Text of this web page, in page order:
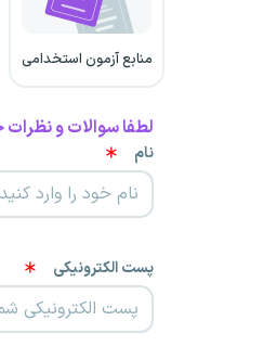
منابع آزمون استخدامی
لطفا سوالات و نظرات
نام
پست الکترونیکی